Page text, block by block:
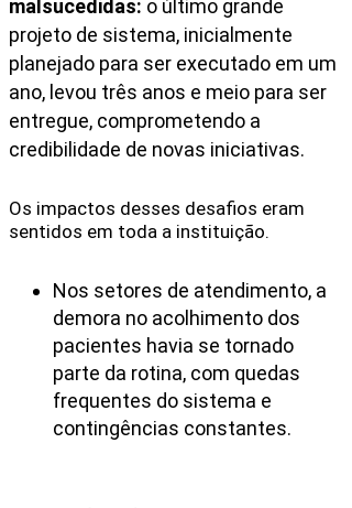
malsucedidas: o último grande
projeto de sistema, inicialmente
planejado para ser executado em um
ano, levou três anos e meio para ser
entregue, comprometendo a
credibilidade de novas iniciativas.
Os impactos desses desafios eram
sentidos em toda a instituição.
Nos setores de atendimento, a
demora no acolhimento dos
pacientes havia se tornado
parte da rotina, com quedas
frequentes do sistema e
contingências constantes.